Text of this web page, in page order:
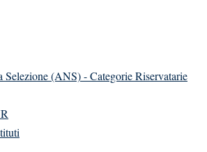
(ANS) - Categorie Riservatarie